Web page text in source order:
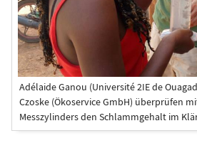
Adélaide Ganou (Université 2IE de
Czoske (Ökoservice GmbH) überprüfen
Messzylinders den Schlammgehalt im